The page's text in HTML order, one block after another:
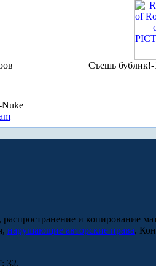
Съешь бублик!-
Nuke
и копирование
нарушающие авторские права.
32.